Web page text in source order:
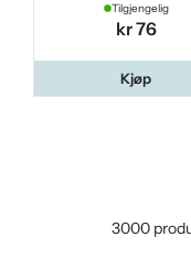
Tilgjengelig
kr 76
Kjøp
3000